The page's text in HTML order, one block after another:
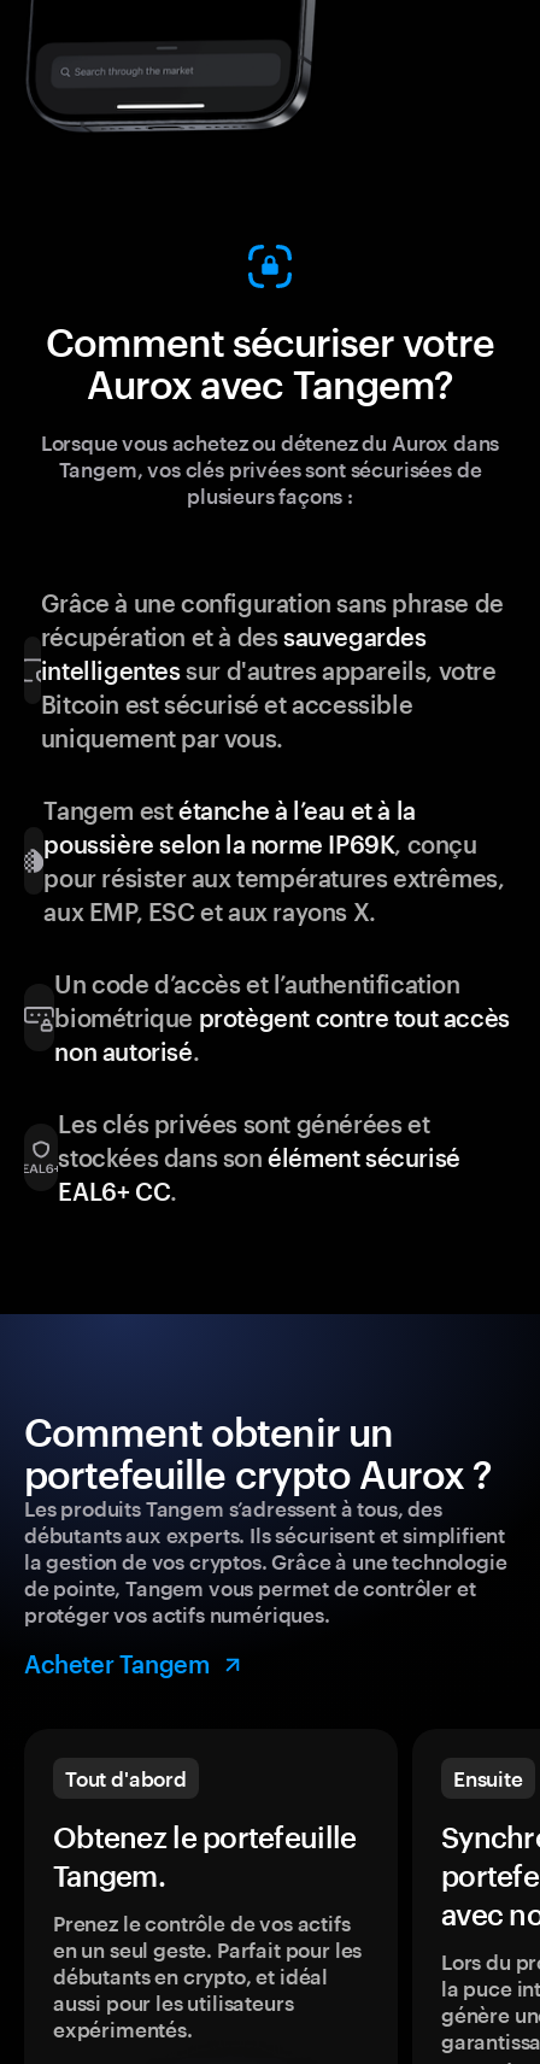
Comment sécuriser votre
Aurox avec Tangem?
Lorsque vous achetez ou détenez du Aurox dans
Tangem, vos clés privées sont sécurisées de
plusieurs façons :
Grâce à une configuration sans phrase de
récupération et à dessauvegardes
intelligentessur d'autres appareils, votre
Bitcoin est sécurisé et accessible
uniquement par vous.
Tangem estétanche à l’eau et à la
poussière selon la norme IP69K, conçu
pour résister aux températures extrêmes,
aux EMP, ESC et aux rayons X.
Un code d’accès et l’authentification
biométrique protègent contre tout accès
non autorisé.
Les clés privées sont générées et
stockées dans sonélément sécurisé
EAL6+ CC.
Comment obtenir un
portefeuille crypto Aurox ?
Les produits Tangem s’adressent à tous, des
débutants aux experts. Ils sécurisent et simplifient
la gestion de vos cryptos. Grâce à une technologie
de pointe, Tangem vous permet de contrôler et
protéger vos actifs numériques.
Acheter Tangem
Tout d'abord
Obtenez le portefeuille
Tangem.
Prenez le contrôle de vos actifs
en un seul geste. Parfait pour les
débutants en crypto, et idéal
aussi pour les utilisateurs
expérimentés.
Ensuite
avec
Lors du
la puce
génère